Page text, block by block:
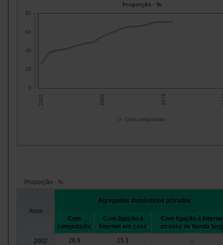
- 2002 - - 2009 - - 2016 -
Proporção - %
0
20
40
60
80
Com computador
Proporção - %
Anos
Agregados domésticos privados
Com
computador
Com ligação à
Internet em casa
Com ligação à
através de banda
2002 26,9 15,1 x